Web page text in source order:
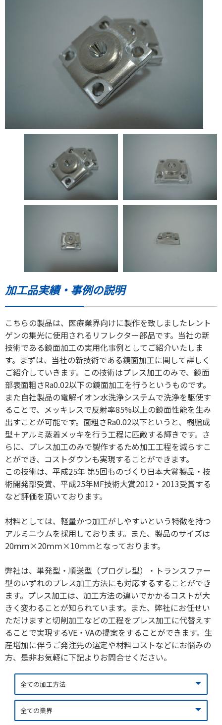
加工品実績・事例の説明
こちらの製品は、医療業界向けに製作を致しましたレント
ゲンの集光に使用されるリフレクター部品です。当社の新
技術である鏡面加工の実用化事例としてご紹介いたしま
す。まずは、当社の新技術である鏡面加工に関して詳しく
ご紹介していきます。この技術はプレス加工のみで、鏡面
部表面粗さRa0.02以下の鏡面加工を行うというものです。
また自社製品の電解イオン水洗浄システムで洗浄を駆使す
ることで、メッキレスで反射率85%以上の鏡面性能を生み
出すことが可能です。面粗さRa0.02以下というと、樹脂成
型＋アルミ蒸着メッキを行う工程に匹敵する輝きです。さ
らに、プレス加工のみで製作するため加工工程を減らすこ
とができ、コストダウンも実現することができます。
この技術は、平成25年 第5回ものづくり日本大賞製品・技
術開発部受賞、平成25年MF技術大賞2012・2013受賞する
など評価を頂いております。
材料としては、軽量かつ加工がしやすいという特徴を持つ
アルミニウムを採用しております。また、製品のサイズは
20ｍｍ×20ｍｍ×10ｍｍとなっております。
弊社は、単発型・順送型（プログレ型）・トランスファー
型のいずれのプレス加工方法にも対応するすることができ
ます。プレス加工は、加工方法の違いでかかるコストが大
きく変わることが知られています。また、弊社にお任せい
ただけますと切削加工などの工程をプレス加工に代替えす
ることで実現するVE・VAの提案をすることができます。生
産増加に伴うご発注先の選定や材料コストなどにお悩みの
方、是非お気軽に下記よりお問合せください。